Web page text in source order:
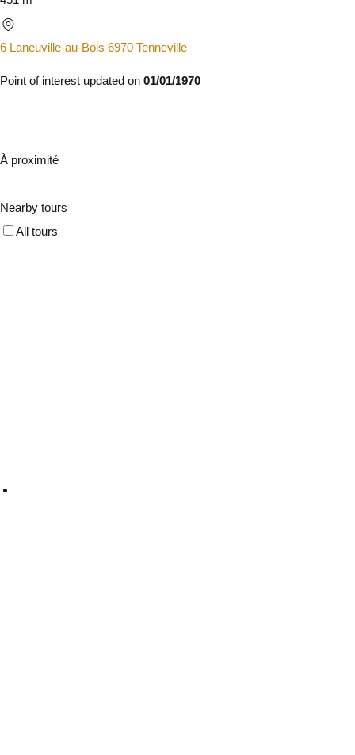
6 Laneuville-au-Bois 6970 Tenneville
Point of interest updated on 01/01/1970
À proximité
Nearby tours
All tours